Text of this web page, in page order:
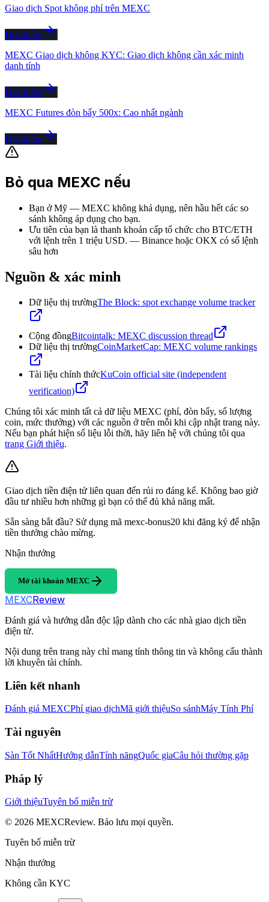
Giao dịch Spot không phí trên MEXC
Đọc thêm
MEXC Giao dịch không KYC: Giao dịch không cần xác minh
danh tính
Đọc thêm
MEXC Futures đòn bẩy 500x: Cao nhất ngành
Đọc thêm
Bỏ qua MEXC nếu
Bạn ở Mỹ — MEXC không khả dụng, nên hầu hết các so
sánh không áp dụng cho bạn.
Ưu tiên của bạn là thanh khoản cấp tổ chức cho BTC/ETH
với lệnh trên 1 triệu USD. — Binance hoặc OKX có sổ lệnh
sâu hơn
Nguồn & xác minh
Dữ liệu thị trườngThe Block: spot exchange volume tracker
Cộng đồngBitcointalk: MEXC discussion thread
Dữ liệu thị trườngCoinMarketCap: MEXC volume rankings
Tài liệu chính thứcKuCoin official site (independent
verification)
Chúng tôi xác minh tất cả dữ liệu MEXC (phí, đòn bẩy, số lượng
coin, mức thưởng) với các nguồn ở trên mỗi khi cập nhật trang này.
Nếu bạn phát hiện số liệu lỗi thời, hãy liên hệ với chúng tôi qua
trang Giới thiệu.
Giao dịch tiền điện tử liên quan đến rủi ro đáng kể. Không bao giờ
đầu tư nhiều hơn những gì bạn có thể đủ khả năng mất.
Sẵn sàng bắt đầu? Sử dụng mã mexc-bonus20 khi đăng ký để nhận
tiền thưởng chào mừng.
Nhận thưởng
Mở tài khoản MEXC
MEXCReview
Đánh giá và hướng dẫn độc lập dành cho các nhà giao dịch tiền
điện tử.
Nội dung trên trang này chỉ mang tính thông tin và không cấu thành
lời khuyên tài chính.
Liên kết nhanh
Đánh giá MEXCPhí giao dịchMã giới thiệuSo sánhMáy Tính Phí
Tài nguyên
Sàn Tốt NhấtHướng dẫnTính năngQuốc giaCâu hỏi thường gặp
Pháp lý
Giới thiệuTuyên bố miễn trừ
© 2026 MEXCReview. Bảo lưu mọi quyền.
Tuyên bố miễn trừ
Nhận thưởng
Không cần KYC